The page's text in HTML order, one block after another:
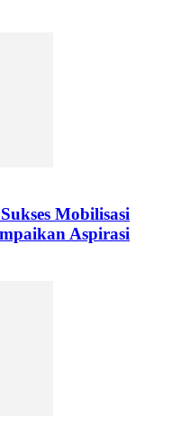
Mobilisasi
Aspirasi